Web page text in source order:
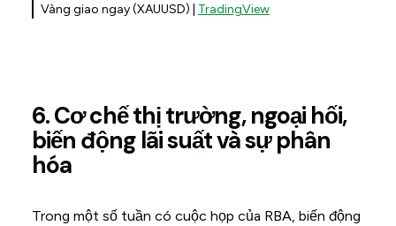
Vàng giao ngay (XAUUSD) | TradingView
6. Cơ chế thị trường, ngoại hối,
biến động lãi suất và sự phân
hóa
Trong một số tuần có cuộc họp của RBA, biến động